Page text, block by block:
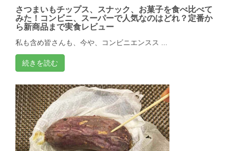
さつまいもチップス、スナック、お菓子を食べ比べて
みた！コンビニ、スーパーで人気なのはどれ？定番か
ら新商品まで実食レビュー
私も含め皆さんも、今や、コンビニエンスス ...
続きを読む